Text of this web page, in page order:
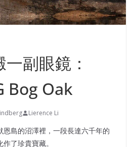
副眼鏡：
Bog Oak
Lierence Li
島的沼澤裡，一段長達六千年的
了珍貴寶藏。